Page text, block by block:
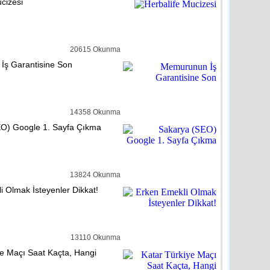
hem velilere karne uyarısı
20615 Okunma
Garantisine Son
14358 Okunma
Google 1. Sayfa Çıkma
13824 Okunma
Olmak İsteyenler Dikkat!
13110 Okunma
Maçı Saat Kaçta, Hangi